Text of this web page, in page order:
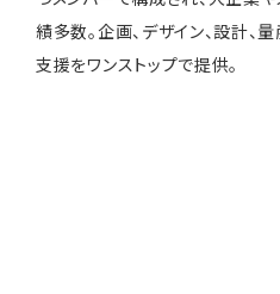
績多数。企画、デザイン、設計、
支援をワンストップで提供。